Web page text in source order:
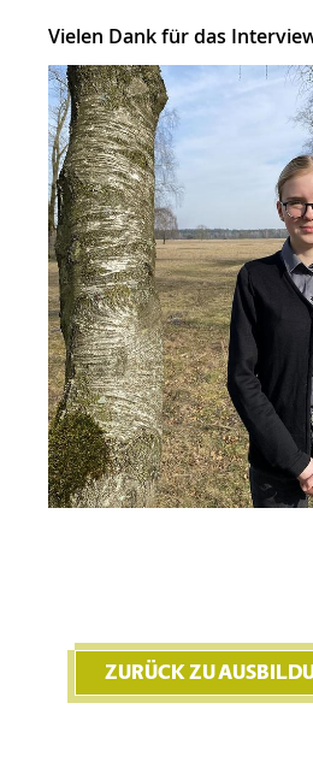
Vielen Dank für das
ZURÜCK ZU